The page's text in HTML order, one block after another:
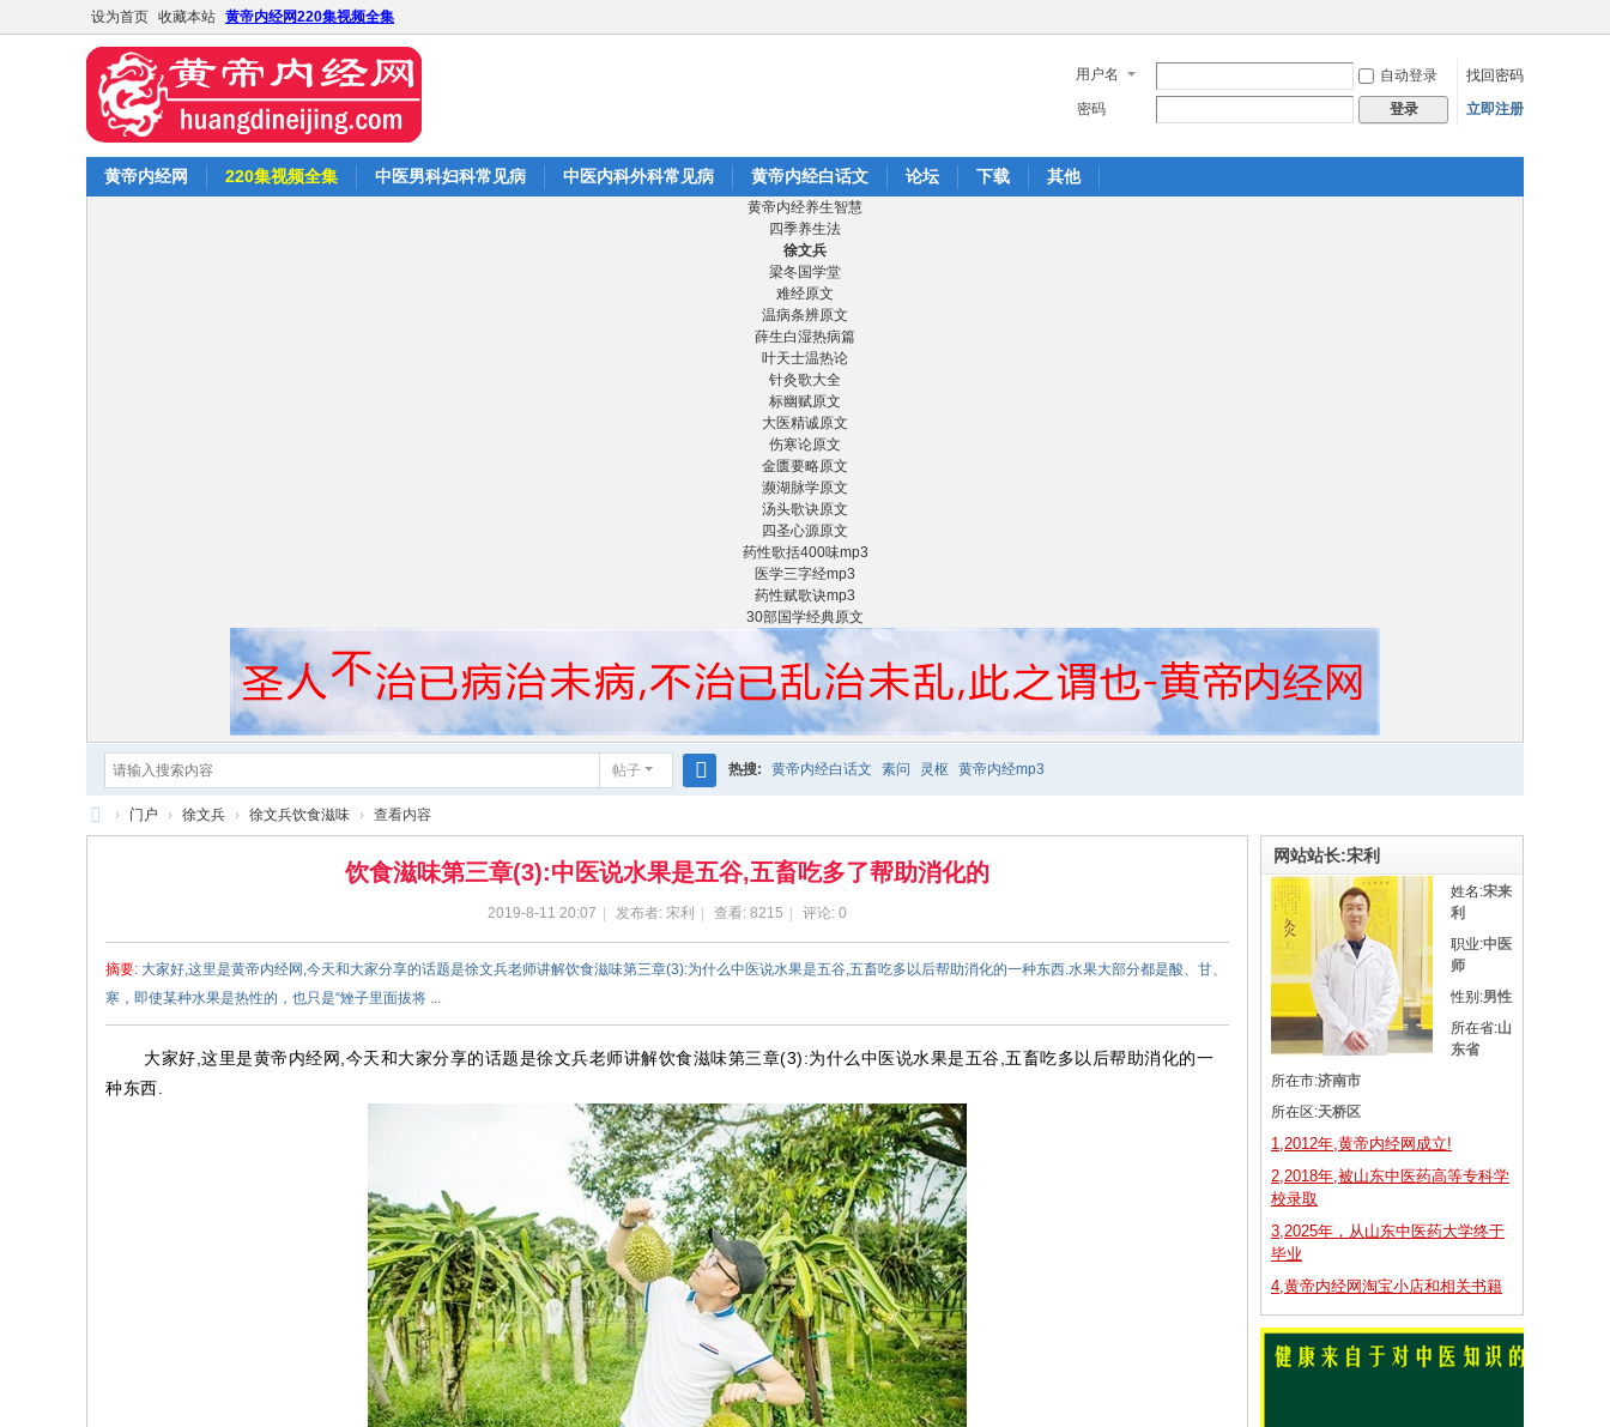
设为首页 收藏本站 黄帝内经网220集视频全集
用户名 自动登录
找回密码
密码
登录 立即注册
黄帝内经网 220集视频全集 中医男科妇科常见病 中医内科外科常见病 黄帝内经白话文 论坛 下载 其他
黄帝内经养生智慧
四季养生法
徐文兵
梁冬国学堂
难经原文
温病条辨原文
薛生白湿热病篇
叶天士温热论
针灸歌大全
标幽赋原文
大医精诚原文
伤寒论原文
金匮要略原文
濒湖脉学原文
汤头歌诀原文
四圣心源原文
药性歌括400味mp3
医学三字经mp3
药性赋歌诀mp3
30部国学经典原文
帖子
索
热搜: 黄帝内经白话文 素问 灵枢 黄帝内经mp3
› 门户 › 徐文兵 › 徐文兵饮食滋味 › 查看内容
饮食滋味第三章(3):中医说水果是五谷,五畜吃多了帮助消化的
2019-8-11 20:07 发布者: 宋利 查看: 8215 评论: 0
摘要: 大家好,这里是黄帝内经网,今天和大家分享的话题是徐文兵老师讲解饮食滋味第三章(3):为什么中医说水果是五谷,五畜吃多以后帮助消化的一种东西.水果大部分都是酸、甘、
寒，即使某种水果是热性的，也只是“矬子里面拔将 ...
大家好,这里是黄帝内经网,今天和大家分享的话题是徐文兵老师讲解饮食滋味第三章(3):为什么中医说水果是五谷,五畜吃多以后帮助消化的一
种东西.
网站站长:宋利
姓名:宋来
利
职业:中医
师
性别:男性
所在省:山
东省
所在市:济南市
所在区:天桥区
1,2012年,黄帝内经网成立!
2,2018年,被山东中医药高等专科学
校录取
3,2025年，从山东中医药大学终于
毕业
4,黄帝内经网淘宝小店和相关书籍